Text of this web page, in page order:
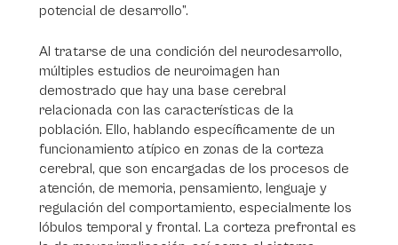
potencial de desarrollo”.
Al tratarse de una condición del neurodesarrollo,
múltiples estudios de neuroimagen han
demostrado que hay una base cerebral
relacionada con las características de la
población. Ello, hablando específicamente de un
funcionamiento atípico en zonas de la corteza
cerebral, que son encargadas de los procesos de
atención, de memoria, pensamiento, lenguaje y
regulación del comportamiento, especialmente los
lóbulos temporal y frontal. La corteza prefrontal es